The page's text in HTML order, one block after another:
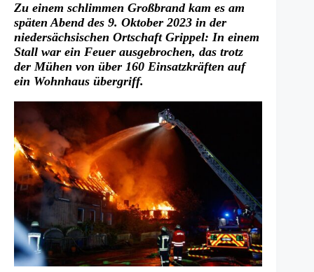
Zu einem schlimmen Großbrand kam es am
späten Abend des 9. Oktober 2023 in der
niedersächsischen Ortschaft Grippel: In einem
Stall war ein Feuer ausgebrochen, das trotz
der Mühen von über 160 Einsatzkräften auf
ein Wohnhaus übergriff.